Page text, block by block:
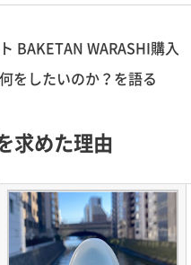
BAKETAN WARASHI購入
をしたいのか？を語る
求めた理由